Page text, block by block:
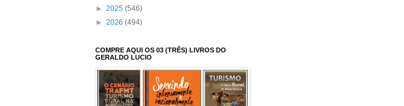
► 2025 (546)
► 2026 (494)
COMPRE AQUI OS 03 (TRÊS) LIVROS DO
GERALDO LUCIO